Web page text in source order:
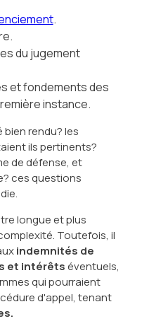
.
du jugement
et fondements des
instance.
bien rendu? les
ils pertinents?
de défense, et
ces questions
longue et plus
Toutefois, il
indemnités de
et intérêtséventuels,
qui pourraient
d'appel, tenant